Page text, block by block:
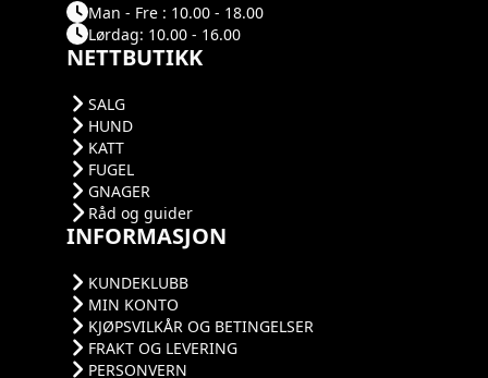
Man - Fre : 10.00 - 18.00
Lørdag: 10.00 - 16.00
NETTBUTIKK
SALG
HUND
KATT
FUGEL
GNAGER
Råd og guider
INFORMASJON
KUNDEKLUBB
MIN KONTO
KJØPSVILKÅR OG BETINGELSER
FRAKT OG LEVERING
PERSONVERN